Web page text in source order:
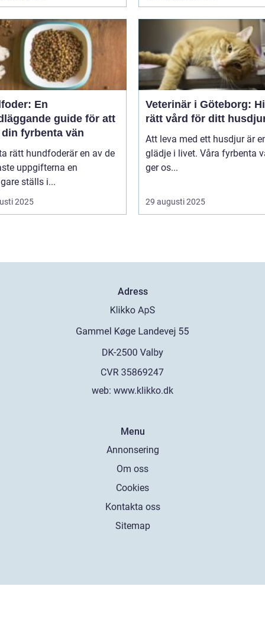
En
guide för att
fyrbenta vän
rätt hundfoderär en av de
uppgifterna en
ställs i...
2025
Veterinär i Göteborg:
rätt vård för ditt
Att leva med ett husdjur är
glädje i livet. Våra fyrbenta
ger os...
29 augusti 2025
Adress
web: www.klikko.dk
Menu
Annonsering
Om oss
Cookies
Kontakta oss
Sitemap